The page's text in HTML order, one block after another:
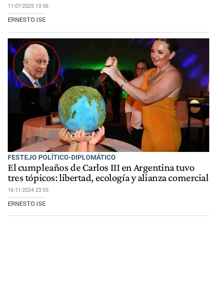
11-07-2025 13:56
ERNESTO ISE
FESTEJO POLÍTICO-DIPLOMÁTICO
El cumpleaños de Carlos III en Argentina tuvo
tres tópicos: libertad, ecología y alianza comercial
16-11-2024 23:55
ERNESTO ISE